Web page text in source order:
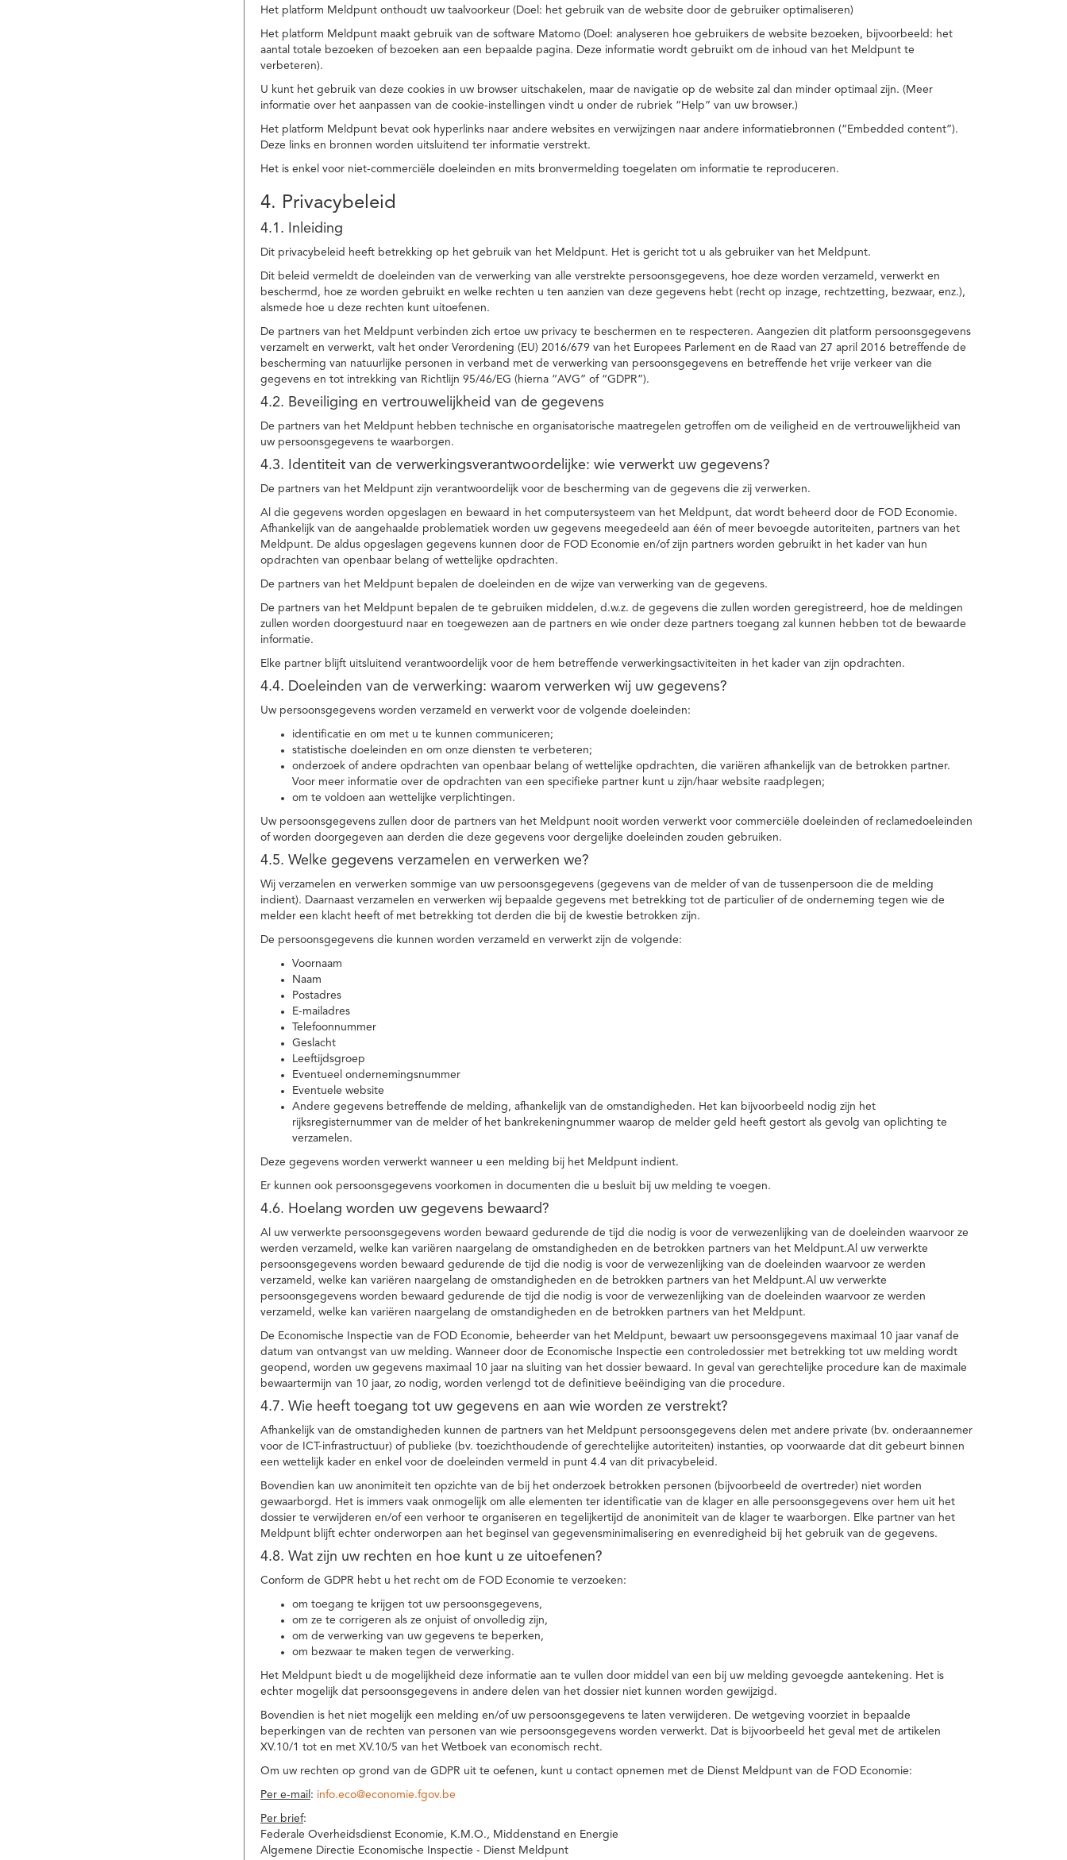
Het platform Meldpunt onthoudt uw taalvoorkeur (Doel: het gebruik van de website door de gebruiker optimaliseren)
Het platform Meldpunt maakt gebruik van de software Matomo (Doel: analyseren hoe gebruikers de website bezoeken, bijvoorbeeld: het
aantal totale bezoeken of bezoeken aan een bepaalde pagina. Deze informatie wordt gebruikt om de inhoud van het Meldpunt te
verbeteren).
U kunt het gebruik van deze cookies in uw browser uitschakelen, maar de navigatie op de website zal dan minder optimaal zijn. (Meer
informatie over het aanpassen van de cookie-instellingen vindt u onder de rubriek “Help” van uw browser.)
Het platform Meldpunt bevat ook hyperlinks naar andere websites en verwijzingen naar andere informatiebronnen (“Embedded content”).
Deze links en bronnen worden uitsluitend ter informatie verstrekt.
Het is enkel voor niet-commerciële doeleinden en mits bronvermelding toegelaten om informatie te reproduceren.
4. Privacybeleid
4.1. Inleiding
Dit privacybeleid heeft betrekking op het gebruik van het Meldpunt. Het is gericht tot u als gebruiker van het Meldpunt.
Dit beleid vermeldt de doeleinden van de verwerking van alle verstrekte persoonsgegevens, hoe deze worden verzameld, verwerkt en
beschermd, hoe ze worden gebruikt en welke rechten u ten aanzien van deze gegevens hebt (recht op inzage, rechtzetting, bezwaar, enz.),
alsmede hoe u deze rechten kunt uitoefenen.
De partners van het Meldpunt verbinden zich ertoe uw privacy te beschermen en te respecteren. Aangezien dit platform persoonsgegevens
verzamelt en verwerkt, valt het onder Verordening (EU) 2016/679 van het Europees Parlement en de Raad van 27 april 2016 betreffende de
bescherming van natuurlijke personen in verband met de verwerking van persoonsgegevens en betreffende het vrije verkeer van die
gegevens en tot intrekking van Richtlijn 95/46/EG (hierna “AVG” of “GDPR”).
4.2. Beveiliging en vertrouwelijkheid van de gegevens
De partners van het Meldpunt hebben technische en organisatorische maatregelen getroffen om de veiligheid en de vertrouwelijkheid van
uw persoonsgegevens te waarborgen.
4.3. Identiteit van de verwerkingsverantwoordelijke: wie verwerkt uw gegevens?
De partners van het Meldpunt zijn verantwoordelijk voor de bescherming van de gegevens die zij verwerken.
Al die gegevens worden opgeslagen en bewaard in het computersysteem van het Meldpunt, dat wordt beheerd door de FOD Economie.
Afhankelijk van de aangehaalde problematiek worden uw gegevens meegedeeld aan één of meer bevoegde autoriteiten, partners van het
Meldpunt. De aldus opgeslagen gegevens kunnen door de FOD Economie en/of zijn partners worden gebruikt in het kader van hun
opdrachten van openbaar belang of wettelijke opdrachten.
De partners van het Meldpunt bepalen de doeleinden en de wijze van verwerking van de gegevens.
De partners van het Meldpunt bepalen de te gebruiken middelen, d.w.z. de gegevens die zullen worden geregistreerd, hoe de meldingen
zullen worden doorgestuurd naar en toegewezen aan de partners en wie onder deze partners toegang zal kunnen hebben tot de bewaarde
informatie.
Elke partner blijft uitsluitend verantwoordelijk voor de hem betreffende verwerkingsactiviteiten in het kader van zijn opdrachten.
4.4. Doeleinden van de verwerking: waarom verwerken wij uw gegevens?
Uw persoonsgegevens worden verzameld en verwerkt voor de volgende doeleinden:
identificatie en om met u te kunnen communiceren;
statistische doeleinden en om onze diensten te verbeteren;
onderzoek of andere opdrachten van openbaar belang of wettelijke opdrachten, die variëren afhankelijk van de betrokken partner.
Voor meer informatie over de opdrachten van een specifieke partner kunt u zijn/haar website raadplegen;
om te voldoen aan wettelijke verplichtingen.
Uw persoonsgegevens zullen door de partners van het Meldpunt nooit worden verwerkt voor commerciële doeleinden of reclamedoeleinden
of worden doorgegeven aan derden die deze gegevens voor dergelijke doeleinden zouden gebruiken.
4.5. Welke gegevens verzamelen en verwerken we?
Wij verzamelen en verwerken sommige van uw persoonsgegevens (gegevens van de melder of van de tussenpersoon die de melding
indient). Daarnaast verzamelen en verwerken wij bepaalde gegevens met betrekking tot de particulier of de onderneming tegen wie de
melder een klacht heeft of met betrekking tot derden die bij de kwestie betrokken zijn.
De persoonsgegevens die kunnen worden verzameld en verwerkt zijn de volgende:
Voornaam
Naam
Postadres
E-mailadres
Telefoonnummer
Geslacht
Leeftijdsgroep
Eventueel ondernemingsnummer
Eventuele website
Andere gegevens betreffende de melding, afhankelijk van de omstandigheden. Het kan bijvoorbeeld nodig zijn het
rijksregisternummer van de melder of het bankrekeningnummer waarop de melder geld heeft gestort als gevolg van oplichting te
verzamelen.
Deze gegevens worden verwerkt wanneer u een melding bij het Meldpunt indient.
Er kunnen ook persoonsgegevens voorkomen in documenten die u besluit bij uw melding te voegen.
4.6. Hoelang worden uw gegevens bewaard?
Al uw verwerkte persoonsgegevens worden bewaard gedurende de tijd die nodig is voor de verwezenlijking van de doeleinden waarvoor ze
werden verzameld, welke kan variëren naargelang de omstandigheden en de betrokken partners van het Meldpunt.Al uw verwerkte
persoonsgegevens worden bewaard gedurende de tijd die nodig is voor de verwezenlijking van de doeleinden waarvoor ze werden
verzameld, welke kan variëren naargelang de omstandigheden en de betrokken partners van het Meldpunt.Al uw verwerkte
persoonsgegevens worden bewaard gedurende de tijd die nodig is voor de verwezenlijking van de doeleinden waarvoor ze werden
verzameld, welke kan variëren naargelang de omstandigheden en de betrokken partners van het Meldpunt.
De Economische Inspectie van de FOD Economie, beheerder van het Meldpunt, bewaart uw persoonsgegevens maximaal 10 jaar vanaf de
datum van ontvangst van uw melding. Wanneer door de Economische Inspectie een controledossier met betrekking tot uw melding wordt
geopend, worden uw gegevens maximaal 10 jaar na sluiting van het dossier bewaard. In geval van gerechtelijke procedure kan de maximale
bewaartermijn van 10 jaar, zo nodig, worden verlengd tot de definitieve beëindiging van die procedure.
4.7. Wie heeft toegang tot uw gegevens en aan wie worden ze verstrekt?
Afhankelijk van de omstandigheden kunnen de partners van het Meldpunt persoonsgegevens delen met andere private (bv. onderaannemer
voor de ICT-infrastructuur) of publieke (bv. toezichthoudende of gerechtelijke autoriteiten) instanties, op voorwaarde dat dit gebeurt binnen
een wettelijk kader en enkel voor de doeleinden vermeld in punt 4.4 van dit privacybeleid.
Bovendien kan uw anonimiteit ten opzichte van de bij het onderzoek betrokken personen (bijvoorbeeld de overtreder) niet worden
gewaarborgd. Het is immers vaak onmogelijk om alle elementen ter identificatie van de klager en alle persoonsgegevens over hem uit het
dossier te verwijderen en/of een verhoor te organiseren en tegelijkertijd de anonimiteit van de klager te waarborgen. Elke partner van het
Meldpunt blijft echter onderworpen aan het beginsel van gegevensminimalisering en evenredigheid bij het gebruik van de gegevens.
4.8. Wat zijn uw rechten en hoe kunt u ze uitoefenen?
Conform de GDPR hebt u het recht om de FOD Economie te verzoeken:
om toegang te krijgen tot uw persoonsgegevens,
om ze te corrigeren als ze onjuist of onvolledig zijn,
om de verwerking van uw gegevens te beperken,
om bezwaar te maken tegen de verwerking.
Het Meldpunt biedt u de mogelijkheid deze informatie aan te vullen door middel van een bij uw melding gevoegde aantekening. Het is
echter mogelijk dat persoonsgegevens in andere delen van het dossier niet kunnen worden gewijzigd.
Bovendien is het niet mogelijk een melding en/of uw persoonsgegevens te laten verwijderen. De wetgeving voorziet in bepaalde
beperkingen van de rechten van personen van wie persoonsgegevens worden verwerkt. Dat is bijvoorbeeld het geval met de artikelen
XV.10/1 tot en met XV.10/5 van het Wetboek van economisch recht.
Om uw rechten op grond van de GDPR uit te oefenen, kunt u contact opnemen met de Dienst Meldpunt van de FOD Economie:
Per e-mail : info.eco@economie.fgov.be
Per brief:
Federale Overheidsdienst Economie, K.M.O., Middenstand en Energie
Algemene Directie Economische Inspectie - Dienst Meldpunt